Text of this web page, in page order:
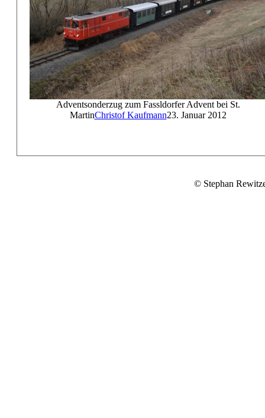
Adventsonderzug zum Fassldorfer Advent bei St.
MartinChristof Kaufmann23. Januar 2012
© Stephan